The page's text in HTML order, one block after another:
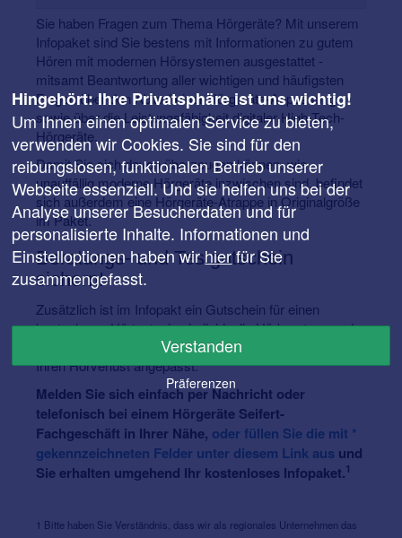
Sie haben Fragen zum Thema Hörgeräte? Mit unserem
Infopaket sind Sie bestens mit Informationen zu gutem
Hören mit modernen Hörsystemen ausgestattet -
mitsamt Beantwortung aller wichtigen und häufigsten
Fragen über den Ablauf einer Hörgeräte-Anpassung
sowie über die Leistungsfähigkeit digitaler High-Tech-
Hörgeräte.
Damit Sie sich davon überzeugen können, wie
unauffällig moderne Hörgeräte inzwischen sind, befindet
sich außerdem eine Hörgeräte-Atrappe in Originalgröße
im Paket.
Beratungs- und Testgutschein
sichern!
Zusätzlich ist im Infopakt ein Gutschein für einen
kostenlosen Hörtest, eine individuelle Hörberatung und
ein unverbindliches Probetragen enthalten - speziell auf
Ihren Hörverlust angepasst.
Melden Sie sich einfach per Nachricht oder
telefonisch bei einem Hörgeräte Seifert-
Fachgeschäft in Ihrer Nähe, oder füllen Sie die mit *
gekennzeichneten Felder unter diesem Link aus und
Sie erhalten umgehend Ihr kostenloses Infopaket.1
1 Bitte haben Sie Verständnis, dass wir als regionales Unternehmen das
Hingehört: Ihre Privatsphäre ist uns wichtig!
Um Ihnen einen optimalen Service zu bieten,
verwenden wir Cookies. Sie sind für den
reibungslosen, funktionalen Betrieb unserer
Webseite essenziell. Und sie helfen uns bei der
Analyse unserer Besucherdaten und für
personalisierte Inhalte. Informationen und
Einstelloptionen haben wirhierfür Sie
zusammengefasst.
Verstanden
Präferenzen